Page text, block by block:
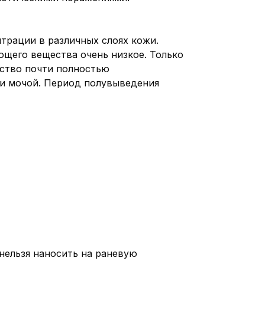
в различных слоях кожи.
вещества очень низкое. Только
почти полностью
мочой. Период полувыведения
наносить на раневую